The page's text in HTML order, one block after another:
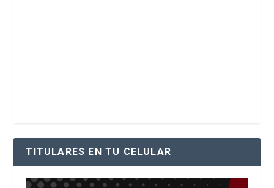
TITULARES EN TU CELULAR